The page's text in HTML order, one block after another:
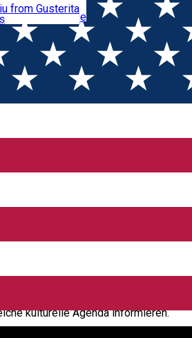
Elektrofahrzeuge
from Gusterita
kulturelle Agenda informieren.